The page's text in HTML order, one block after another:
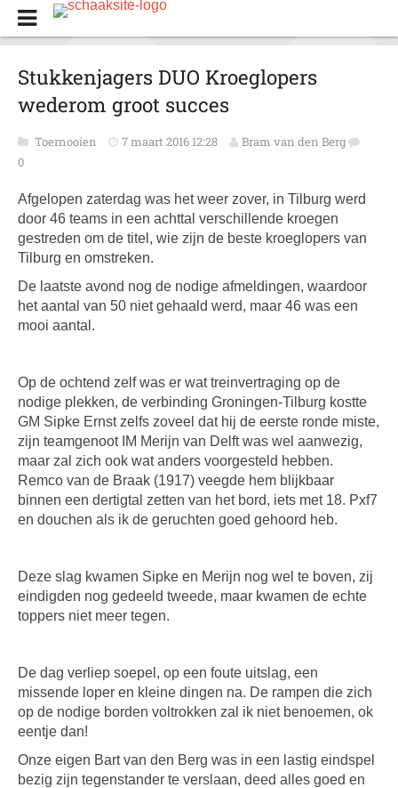
Stukkenjagers DUO Kroeglopers
wederom groot succes
Toernooien 7 maart 2016 12:28
Bram van den Berg
0
Afgelopen zaterdag was het weer zover, in Tilburg werd
door 46 teams in een achttal verschillende kroegen
gestreden om de titel, wie zijn de beste kroeglopers van
Tilburg en omstreken.
De laatste avond nog de nodige afmeldingen, waardoor
het aantal van 50 niet gehaald werd, maar 46 was een
mooi aantal.
Op de ochtend zelf was er wat treinvertraging op de
nodige plekken, de verbinding Groningen-Tilburg kostte
GM Sipke Ernst zelfs zoveel dat hij de eerste ronde miste,
zijn teamgenoot IM Merijn van Delft was wel aanwezig,
maar zal zich ook wat anders voorgesteld hebben.
Remco van de Braak (1917) veegde hem blijkbaar
binnen een dertigtal zetten van het bord, iets met 18. Pxf7
en douchen als ik de geruchten goed gehoord heb.
Deze slag kwamen Sipke en Merijn nog wel te boven, zij
eindigden nog gedeeld tweede, maar kwamen de echte
toppers niet meer tegen.
De dag verliep soepel, op een foute uitslag, een
missende loper en kleine dingen na. De rampen die zich
op de nodige borden voltrokken zal ik niet benoemen, ok
eentje dan!
Onze eigen Bart van den Berg was in een lastig eindspel
bezig zijn tegenstander te verslaan, deed alles goed en